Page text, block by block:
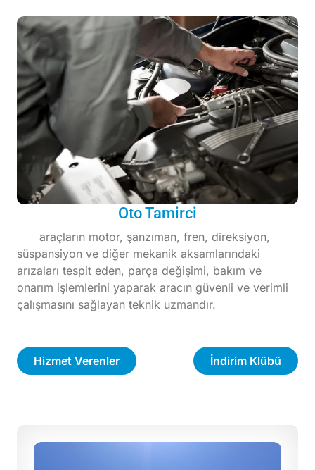
Oto Tamirci
araçların motor, şanzıman, fren, direksiyon,
süspansiyon ve diğer mekanik aksamlarındaki
arızaları tespit eden, parça değişimi, bakım ve
onarım işlemlerini yaparak aracın güvenli ve verimli
çalışmasını sağlayan teknik uzmandır.
Hizmet Verenler İndirim Klübü